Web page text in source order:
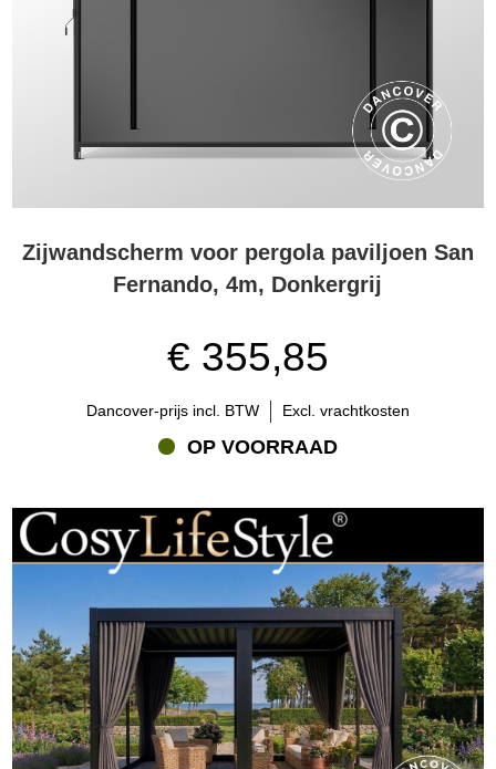
Zijwandscherm voor pergola paviljoen San
Fernando, 4m, Donkergrij
€ 355,85
Dancover-prijs incl. BTW Excl. vrachtkosten
OP VOORRAAD